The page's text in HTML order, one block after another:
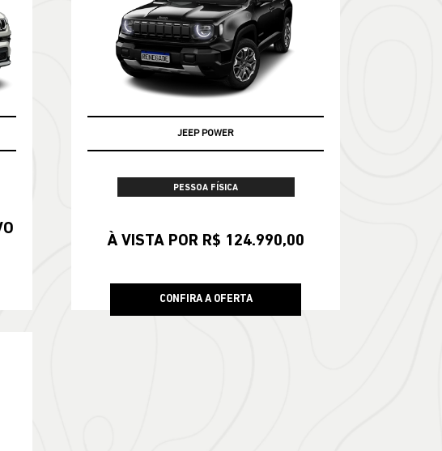
JEEP POWER
PESSOA FÍSICA
À VISTA POR R$ 124.990,00
CONFIRA A OFERTA